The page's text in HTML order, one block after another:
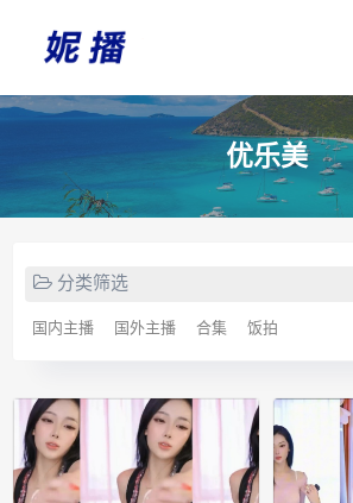
优乐美
分类筛选
国内主播 国外主播 合集 饭拍